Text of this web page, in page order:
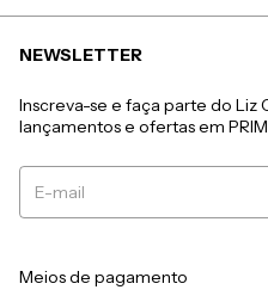
NEWSLETTER
Inscreva-se e faça parte do Liz
lançamentos e ofertas em
Meios de pagamento